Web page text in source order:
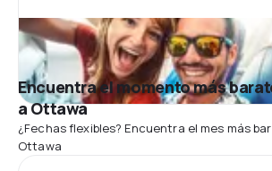
Encuentra el momento más
a Ottawa
¿Fechas flexibles? Encuentra el mes más
Ottawa